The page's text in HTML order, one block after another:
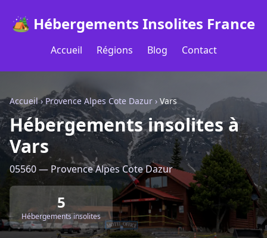
🏕️ Hébergements Insolites France
Accueil Régions Blog Contact
Accueil›Provence Alpes Cote Dazur › Vars
Hébergements insolites à
Vars
05560 — Provence Alpes Cote Dazur
5
Hébergements insolites